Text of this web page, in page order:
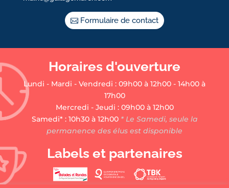
Formulaire de contact
Horaires d'ouverture
Lundi - Mardi - Vendredi : 09h00 à 12h00 - 14h00 à
17h00
Mercredi - Jeudi : 09h00 à 12h00
Samedi* : 10h30 à 12h00* Le Samedi, seule la
permanence des élus est disponible
Labels et partenaires